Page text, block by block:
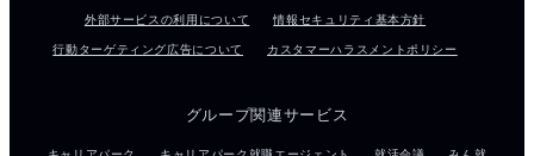
外部サービスの利用について 情報セキュリティ基本方針
行動ターゲティング広告について カスタマーハラスメントポリシー